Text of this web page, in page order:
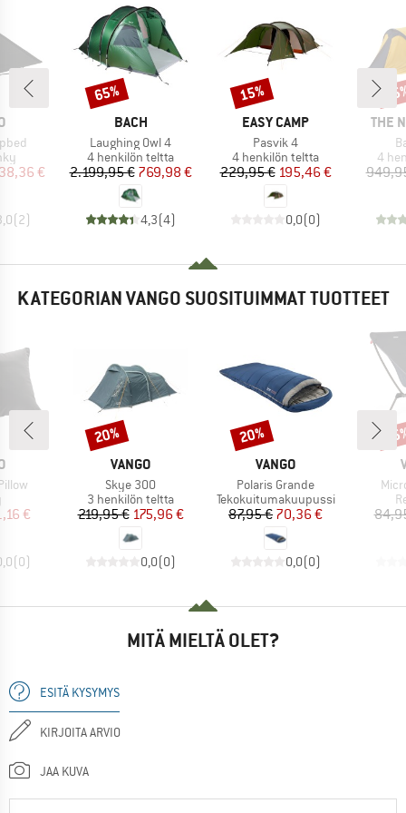
hinta
€
(2)
MERKKI
BACH
Tuote
Laughing Owl 4
Tuoteryhmä
4 henkilön teltta
Hinta
2.199,95 €Alennettu hinta
769,98 €
4,3(4)
Alennus
65%
MERKKI
EASY CAMP
Tuote
Pasvik 4
Tuoteryhmä
4 henkilön teltta
Hinta
229,95 €Alennettu hinta
195,46 €
0,0(0)
Alennus
15%
THE
4
KATEGORIAN VANGO SUOSITUIMMAT TUOTTEET
hinta
€
(0)
MERKKI
VANGO
Tuote
Skye 300
Tuoteryhmä
3 henkilön teltta
Hinta
219,95 €Alennettu hinta
175,96 €
0,0(0)
Alennus
20%
MERKKI
VANGO
Tuote
Polaris Grande
Tuoteryhmä
Tekokuitumakuupussi
Hinta
87,95 € Alennettu hinta
70,36 €
0,0(0)
Alennus
20%
MITÄ MIELTÄ OLET?
ESITÄ KYSYMYS
KIRJOITA ARVIO
JAA KUVA